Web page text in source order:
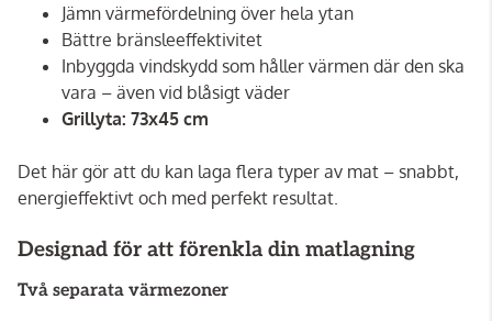
Jämn värmefördelning över hela ytan
Bättre bränsleeffektivitet
Inbyggda vindskydd som håller värmen där den ska
vara – även vid blåsigt väder
Grillyta: 73x45 cm
Det här gör att du kan laga flera typer av mat – snabbt,
energieffektivt och med perfekt resultat.
Designad för att förenkla din matlagning
Två separata värmezoner